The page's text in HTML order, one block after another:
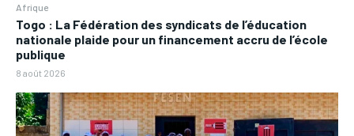
Afrique
Togo : La Fédération des syndicats de l’éducation
nationale plaide pour un financement accru de l’école
publique
8 août 2026